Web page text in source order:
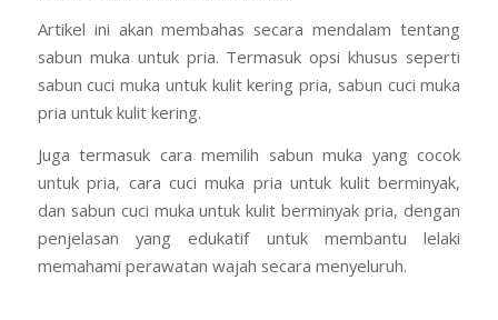
Artikel ini akan membahas secara mendalam tentang
sabun muka untuk pria. Termasuk opsi khusus seperti
sabun cuci muka untuk kulit kering pria, sabun cuci muka
pria untuk kulit kering.
Juga termasuk cara memilih sabun muka yang cocok
untuk pria, cara cuci muka pria untuk kulit berminyak,
dan sabun cuci muka untuk kulit berminyak pria, dengan
penjelasan yang edukatif untuk membantu lelaki
memahami perawatan wajah secara menyeluruh.